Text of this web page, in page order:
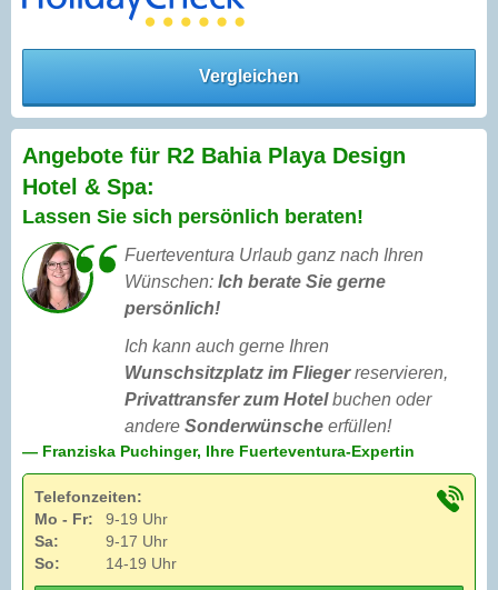
Vergleichen
Angebote für R2 Bahia Playa Design
Hotel & Spa:
Lassen Sie sich persönlich beraten!
Fuerteventura Urlaub ganz nach Ihren
Wünschen: Ich berate Sie gerne
persönlich!
Ich kann auch gerne Ihren
Wunschsitzplatz im Fliegerreservieren,
Privattransfer zum Hotelbuchen oder
andere Sonderwünsche erfüllen!
— Franziska Puchinger, Ihre Fuerteventura-Expertin
Telefonzeiten:
Mo - Fr:
9-19 Uhr
Sa:
9-17 Uhr
So:
14-19 Uhr